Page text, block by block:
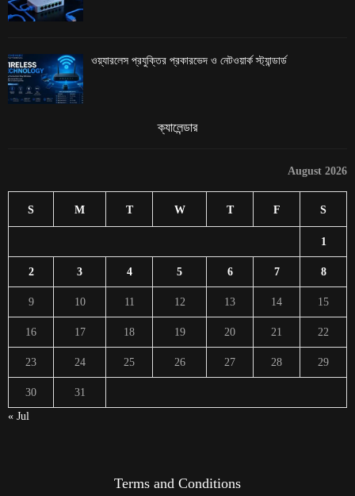
ওয়্যারলেস প্রযুক্তির প্রকারভেদ ও নেটওয়ার্ক স্ট্যান্ডার্ড
ক্যালেন্ডার
August 2026
S M T W T F S
1
2 3 4 5 6 7 8
9 10 11 12 13 14 15
16 17 18 19 20 21 22
23 24 25 26 27 28 29
30
31
« Jul
Terms and Conditions